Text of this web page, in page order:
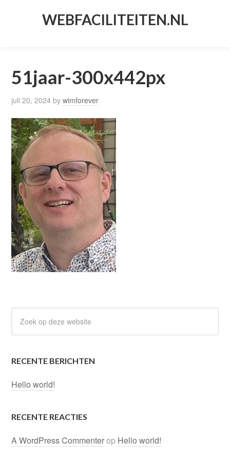
WEBFACILITEITEN.NL
51jaar-300x442px
juli 20, 2024 bywimforever
RECENTE BERICHTEN
Hello world!
RECENTE REACTIES
A WordPress Commenterop Hello world!